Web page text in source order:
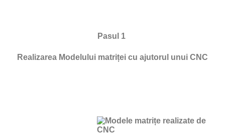
Pasul 1
Realizarea Modelului matriței cu ajutorul unui CNC